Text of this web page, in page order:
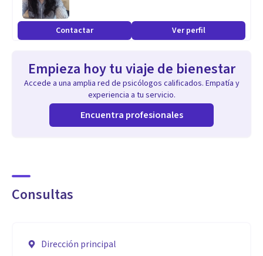
Contactar Ver perfil
Empieza hoy tu viaje de bienestar
Accede a una amplia red de psicólogos calificados. Empatía y
experiencia a tu servicio.
Encuentra profesionales
Consultas
Dirección principal